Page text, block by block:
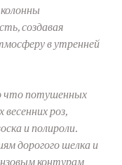
создавая
в утренней
что потушенных
роз,
и полироли.
дорогого шелка и
контурам